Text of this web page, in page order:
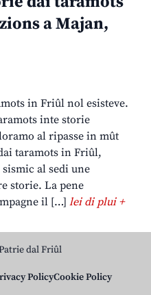
a Majan,
in Friûl nol esisteve.
inte storie
al ripasse in mût
taramots in Friûl,
al sedi une
storie. La pene
il […] lei di plui +
dal Friûl
PolicyCookie Policy